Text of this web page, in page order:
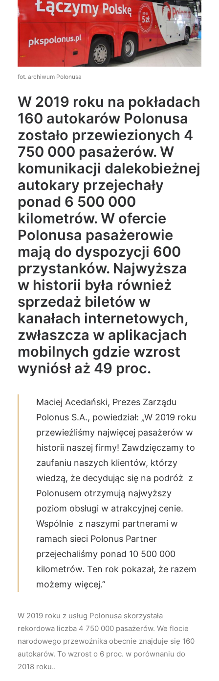
Wyszukiwanie
fot. archiwum Polonusa
W 2019 roku na pokładach
160 autokarów Polonusa
zostało przewiezionych 4
750 000 pasażerów. W
komunikacji dalekobieżnej
autokary przejechały
ponad 6 500 000
kilometrów. W ofercie
Polonusa pasażerowie
mają do dyspozycji 600
przystanków. Najwyższa
w historii była również
sprzedaż biletów w
kanałach internetowych,
zwłaszcza w aplikacjach
mobilnych gdzie wzrost
wyniósł aż 49 proc.
Maciej Acedański, Prezes Zarządu
Polonus S.A., powiedział: „W 2019 roku
przewieźliśmy najwięcej pasażerów w
historii naszej firmy! Zawdzięczamy to
zaufaniu naszych klientów, którzy
wiedzą, że decydując się na podróż z
Polonusem otrzymują najwyższy
poziom obsługi w atrakcyjnej cenie.
Wspólnie z naszymi partnerami w
ramach sieci Polonus Partner
przejechaliśmy ponad 10 500 000
kilometrów. Ten rok pokazał, że razem
możemy więcej.”
W 2019 roku z usług Polonusa skorzystała
rekordowa liczba 4 750 000 pasażerów. We flocie
narodowego przewoźnika obecnie znajduje się 160
autokarów. To wzrost o 6 proc. w porównaniu do
2018 roku..